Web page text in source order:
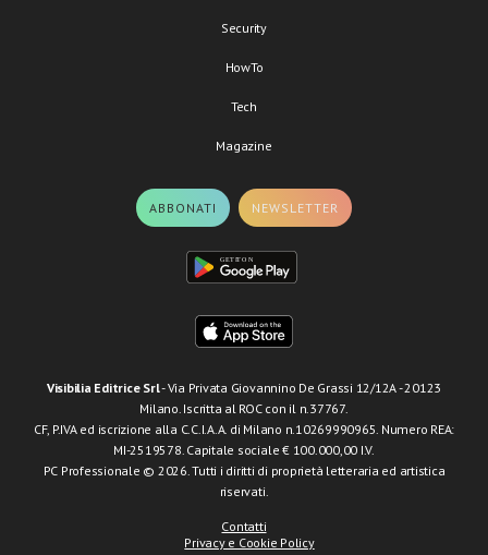
Security
HowTo
Tech
Magazine
ABBONATI NEWSLETTER
Visibilia Editrice Srl- Via Privata Giovannino De Grassi 12/12A - 20123
Milano. Iscritta al ROC con il n.37767.
CF, P.IVA ed iscrizione alla C.C.I.A.A. di Milano n.10269990965. Numero REA:
MI-2519578. Capitale sociale € 100.000,00 I.V.
PC Professionale © 2026. Tutti i diritti di proprietà letteraria ed artistica
riservati.
Contatti
Privacy e Cookie Policy